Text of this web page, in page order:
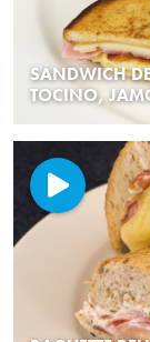
SÁNDWICH
TOCINO,